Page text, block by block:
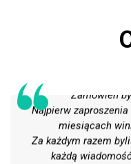
Zamówień
Najpierw zaproszenia
miesiącach
Za każdym razem
każdą